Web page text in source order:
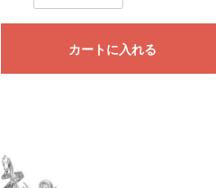
カートに入れる